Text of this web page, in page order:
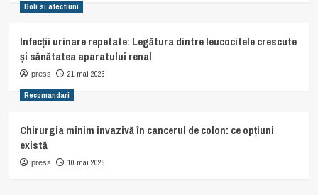
Boli si afectiuni
Infecții urinare repetate: Legătura dintre leucocitele crescute
și sănătatea aparatului renal
press 21 mai 2026
Recomandari
Chirurgia minim invazivă în cancerul de colon: ce opțiuni
există
press 10 mai 2026